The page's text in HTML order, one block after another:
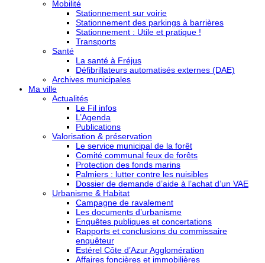
Mobilité
Stationnement sur voirie
Stationnement des parkings à barrières
Stationnement : Utile et pratique !
Transports
Santé
La santé à Fréjus
Défibrillateurs automatisés externes (DAE)
Archives municipales
Ma ville
Actualités
Le Fil infos
L’Agenda
Publications
Valorisation & préservation
Le service municipal de la forêt
Comité communal feux de forêts
Protection des fonds marins
Palmiers : lutter contre les nuisibles
Dossier de demande d’aide à l’achat d’un VAE
Urbanisme & Habitat
Campagne de ravalement
Les documents d’urbanisme
Enquêtes publiques et concertations
Rapports et conclusions du commissaire
enquêteur
Estérel Côte d’Azur Agglomération
Affaires foncières et immobilières